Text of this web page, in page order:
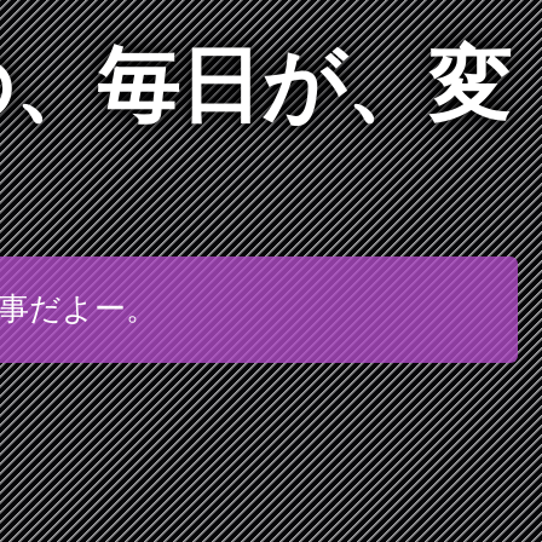
毎日が、変
だよー。